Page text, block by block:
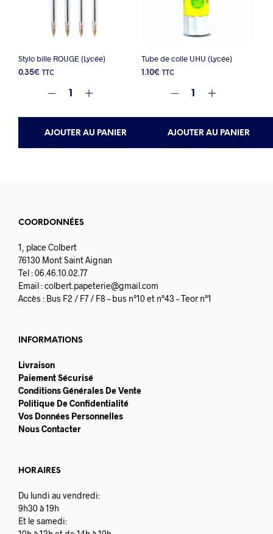
Stylo bille ROUGE (Lycée)
0.35€ TTC
AJOUTER AU PANIER
Tube de colle UHU (Lycée)
1.10€ TTC
AJOUTER AU PANIER
COORDONNÉES
1, place Colbert
76130 Mont Saint Aignan
Tel : 06.46.10.02.77
Email :colbert.papeterie@gmail.com
Accès : Bus F2 / F7 / F8 – bus n°10 et n°43 – Teor n°1
INFORMATIONS
Livraison
Paiement Sécurisé
Conditions Générales De Vente
Politique De Confidentialité
Vos Données Personnelles
Nous Contacter
HORAIRES
Du lundi au vendredi:
9h30 à 19h
Et le samedi: